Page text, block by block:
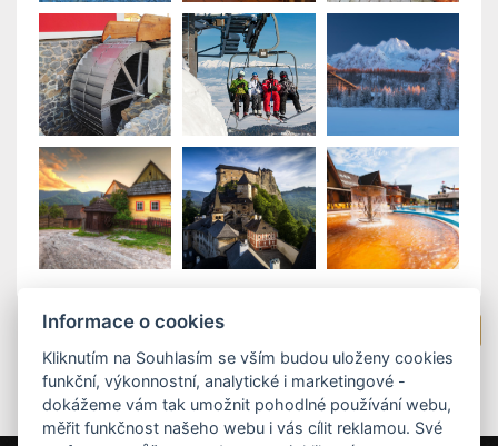
Informace o cookies
Kliknutím na Souhlasím se vším budou uloženy cookies
funkční, výkonnostní, analytické i marketingové -
dokážeme vám tak umožnit pohodlné používání webu,
měřit funkčnost našeho webu i vás cílit reklamou. Své